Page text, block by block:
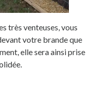
très venteuses, vous
votre brande que
elle sera ainsi prise